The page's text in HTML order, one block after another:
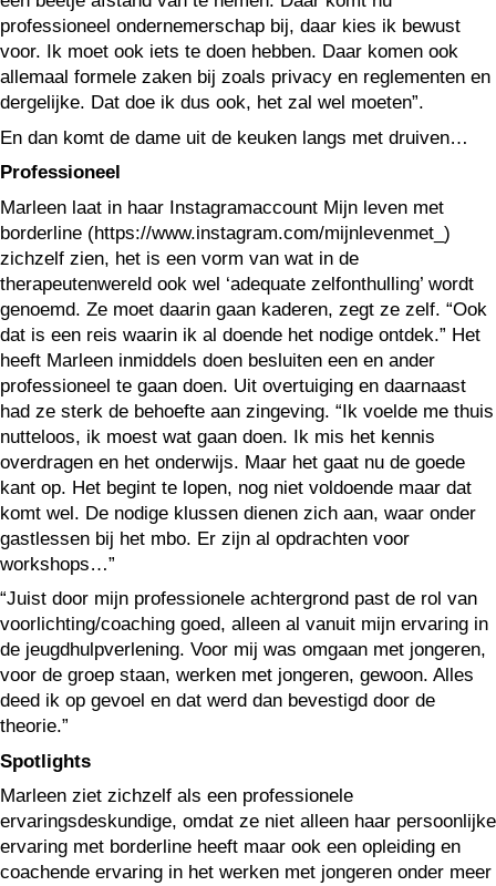
professioneel ondernemerschap bij, daar kies ik bewust
voor. Ik moet ook iets te doen hebben. Daar komen ook
allemaal formele zaken bij zoals privacy en reglementen en
dergelijke. Dat doe ik dus ook, het zal wel moeten”.
En dan komt de dame uit de keuken langs met druiven…
Professioneel
Marleen laat in haar Instagramaccount Mijn leven met
borderline (https://www.instagram.com/mijnlevenmet_)
zichzelf zien, het is een vorm van wat in de
therapeutenwereld ook wel ‘adequate zelfonthulling’ wordt
genoemd. Ze moet daarin gaan kaderen, zegt ze zelf. “Ook
dat is een reis waarin ik al doende het nodige ontdek.” Het
heeft Marleen inmiddels doen besluiten een en ander
professioneel te gaan doen. Uit overtuiging en daarnaast
had ze sterk de behoefte aan zingeving. “Ik voelde me thuis
nutteloos, ik moest wat gaan doen. Ik mis het kennis
overdragen en het onderwijs. Maar het gaat nu de goede
kant op. Het begint te lopen, nog niet voldoende maar dat
komt wel. De nodige klussen dienen zich aan, waar onder
gastlessen bij het mbo. Er zijn al opdrachten voor
workshops…”
“Juist door mijn professionele achtergrond past de rol van
voorlichting/coaching goed, alleen al vanuit mijn ervaring in
de jeugdhulpverlening. Voor mij was omgaan met jongeren,
voor de groep staan, werken met jongeren, gewoon. Alles
deed ik op gevoel en dat werd dan bevestigd door de
theorie.”
Spotlights
Marleen ziet zichzelf als een professionele
ervaringsdeskundige, omdat ze niet alleen haar persoonlijke
ervaring met borderline heeft maar ook een opleiding en
coachende ervaring in het werken met jongeren onder meer